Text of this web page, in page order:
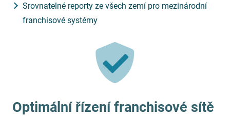
Srovnatelné reporty ze všech zemí pro mezinárodní
franchisové systémy
Optimální řízení franchisové sítě